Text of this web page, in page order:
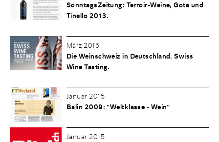
SonntagsZeitung: Terroir-Weine, Gota und
Tinello 2013.
März 2015
Die Weinschweiz in Deutschland. Swiss
Wine Tasting.
Januar 2015
Balin 2009: "Weltklasse - Wein"
Januar 2015